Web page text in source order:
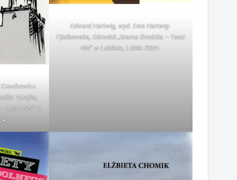
Tarajko,
Teatr NN” w
Edward Hartwig, wyd. Ewa Hartwig-
Fijałkowska, Ośrodek „Brama Grodzka – Teatr
NN” w Lublinie, Lublin 2024.